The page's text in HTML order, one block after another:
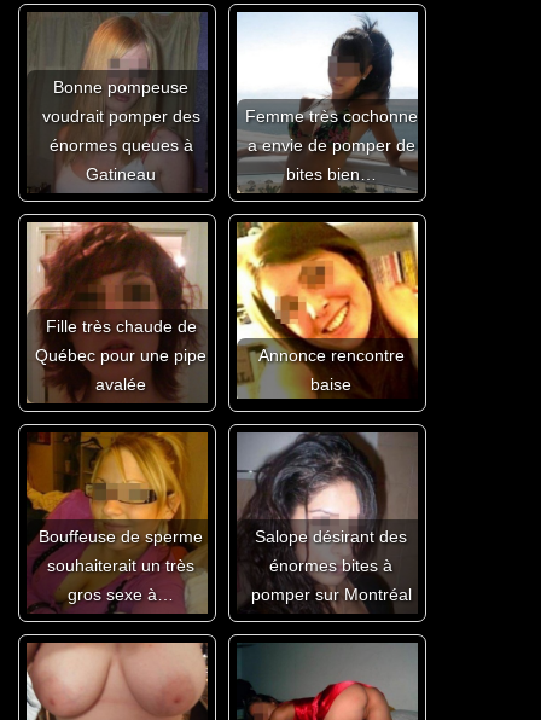
Bonne pompeuse
voudrait pomper des
énormes queues à
Gatineau
Femme très cochonne
a envie de pomper de
bites bien…
Fille très chaude de
Québec pour une pipe
avalée
Annonce rencontre
baise
Bouffeuse de sperme
souhaiterait un très
gros sexe à…
Salope désirant des
énormes bites à
pomper sur Montréal